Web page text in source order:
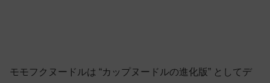
モモフクヌードルは “カップヌードルの進化版” としてデ